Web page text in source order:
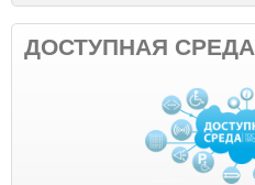
ДОСТУПНАЯ СРЕДА